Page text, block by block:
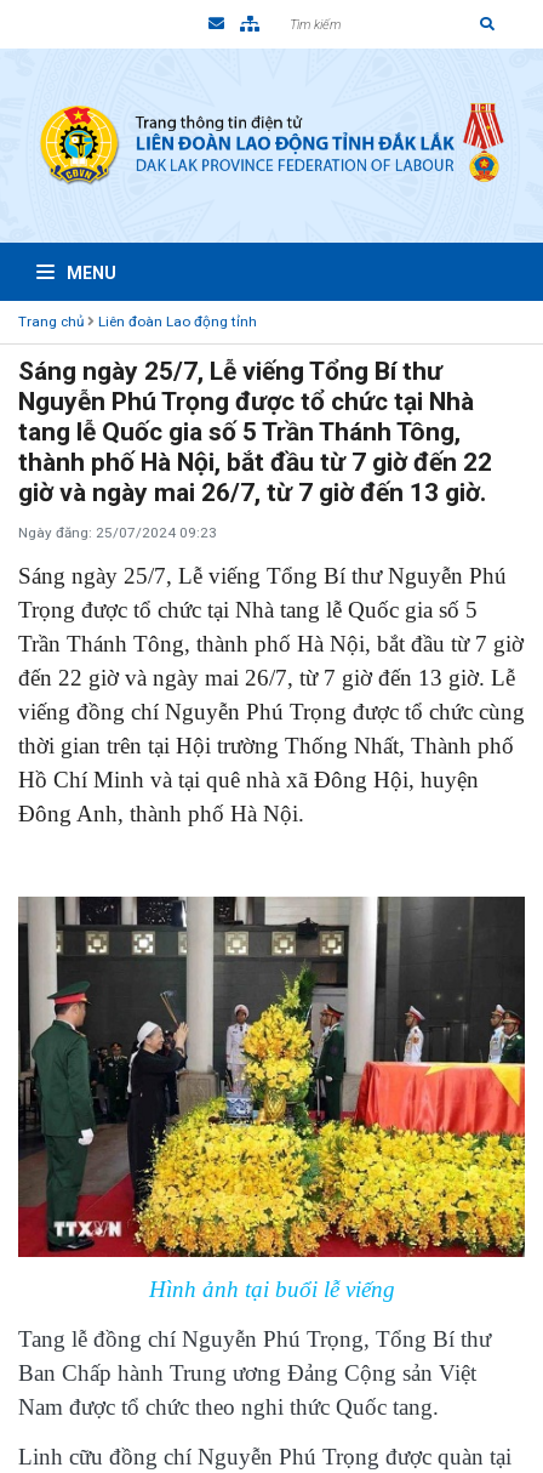
MENU
Trang chủ Liên đoàn Lao động tỉnh
Sáng ngày 25/7, Lễ viếng Tổng Bí thư
Nguyễn Phú Trọng được tổ chức tại Nhà
tang lễ Quốc gia số 5 Trần Thánh Tông,
thành phố Hà Nội, bắt đầu từ 7 giờ đến 22
giờ và ngày mai 26/7, từ 7 giờ đến 13 giờ.
Ngày đăng: 25/07/2024 09:23
Sáng ngày 25/7, Lễ viếng Tổng Bí thư Nguyễn Phú
Trọng được tổ chức tại Nhà tang lễ Quốc gia số 5
Trần Thánh Tông, thành phố Hà Nội, bắt đầu từ 7 giờ
đến 22 giờ và ngày mai 26/7, từ 7 giờ đến 13 giờ. Lễ
viếng đồng chí Nguyễn Phú Trọng được tổ chức cùng
thời gian trên tại Hội trường Thống Nhất, Thành phố
Hồ Chí Minh và tại quê nhà xã Đông Hội, huyện
Đông Anh, thành phố Hà Nội.
Hình ảnh tại buổi lễ viếng
Tang lễ đồng chí Nguyễn Phú Trọng, Tổng Bí thư
Ban Chấp hành Trung ương Đảng Cộng sản Việt
Nam được tổ chức theo nghi thức Quốc tang.
Linh cữu đồng chí Nguyễn Phú Trọng được quàn tại